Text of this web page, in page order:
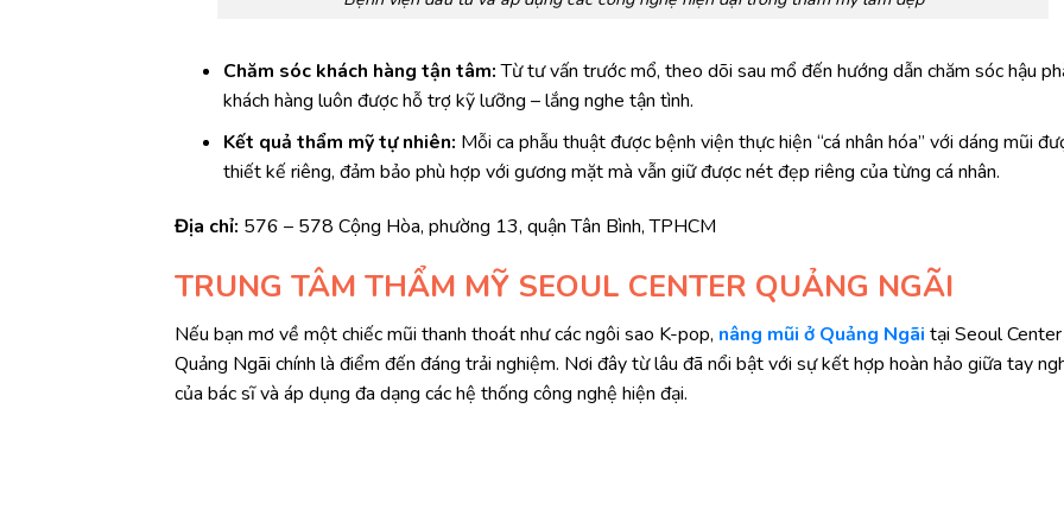
Chăm sóc khách hàng tận tâm:Từ tư vấn trước mổ, theo dõi sau mổ đến hướng dẫn chăm sóc hậu
khách hàng luôn được hỗ trợ kỹ lưỡng – lắng nghe tận tình.
Kết quả thẩm mỹ tự nhiên: Mỗi ca phẫu thuật được bệnh viện thực hiện “cá nhân hóa” với dáng mũi
thiết kế riêng, đảm bảo phù hợp với gương mặt mà vẫn giữ được nét đẹp riêng của từng cá nhân.
Địa chỉ: 576 – 578 Cộng Hòa, phường 13, quận Tân Bình, TPHCM
TRUNG TÂM THẨM MỸ SEOUL CENTER QUẢNG NGÃI
Nếu bạn mơ về một chiếc mũi thanh thoát như các ngôi sao K-pop, nâng mũi ở Quảng Ngãi tại Seoul Center
Quảng Ngãi chính là điểm đến đáng trải nghiệm. Nơi đây từ lâu đã nổi bật với sự kết hợp hoàn hảo giữa tay
của bác sĩ và áp dụng đa dạng các hệ thống công nghệ hiện đại.